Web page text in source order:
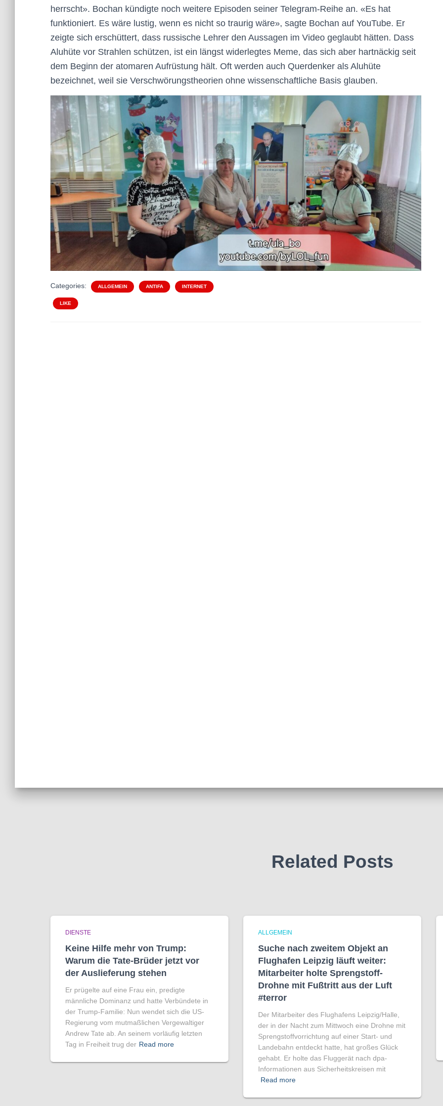
herrscht». Bochan kündigte noch weitere Episoden seiner Telegram-Reihe an. «Es hat
funktioniert. Es wäre lustig, wenn es nicht so traurig wäre», sagte Bochan auf YouTube. Er
zeigte sich erschüttert, dass russische Lehrer den Aussagen im Video geglaubt hätten. Dass
Aluhüte vor Strahlen schützen, ist ein längst widerlegtes Meme, das sich aber hartnäckig seit
dem Beginn der atomaren Aufrüstung hält. Oft werden auch Querdenker als Aluhüte
bezeichnet, weil sie Verschwörungstheorien ohne wissenschaftliche Basis glauben.
Categories: ALLGEMEIN ANTIFA INTERNET
LIKE
Related Posts
DIENSTE
Keine Hilfe mehr von Trump:
Warum die Tate-Brüder jetzt vor
der Auslieferung stehen
Er prügelte auf eine Frau ein, predigte
männliche Dominanz und hatte Verbündete in
der Trump-Familie: Nun wendet sich die US-
Regierung vom mutmaßlichen Vergewaltiger
Andrew Tate ab. An seinem vorläufig letzten
Tag in Freiheit trug der Read more
ALLGEMEIN
Suche nach zweitem Objekt an
Flughafen Leipzig läuft weiter:
Mitarbeiter holte Sprengstoff-
Drohne mit Fußtritt aus der Luft
#terror
Der Mitarbeiter des Flughafens Leipzig/Halle,
der in der Nacht zum Mittwoch eine Drohne mit
Sprengstoffvorrichtung auf einer Start- und
Landebahn entdeckt hatte, hat großes Glück
gehabt. Er holte das Fluggerät nach dpa-
Informationen aus Sicherheitskreisen mit
Read more